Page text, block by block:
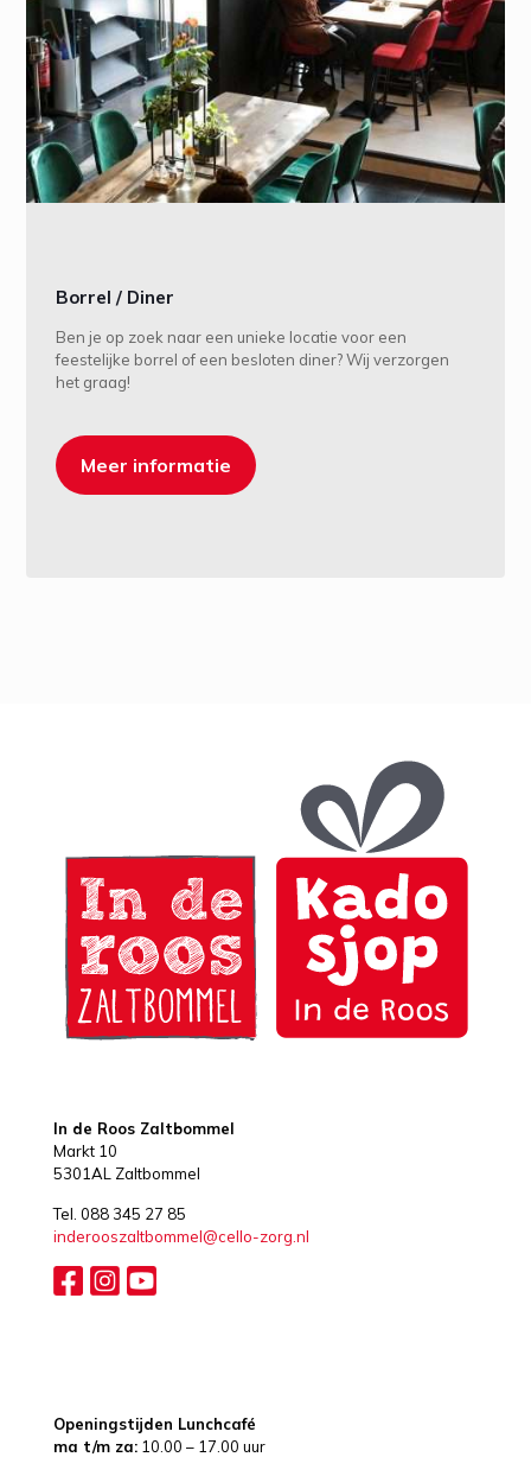
Borrel / Diner
Ben je op zoek naar een unieke locatie voor een
feestelijke borrel of een besloten diner? Wij verzorgen
het graag!
Meer informatie
In de Roos Zaltbommel
Markt 10
5301AL Zaltbommel
Tel. 088 345 27 85
inderooszaltbommel@cello-zorg.nl
Openingstijden Lunchcafé
ma t/m za: 10.00 – 17.00 uur